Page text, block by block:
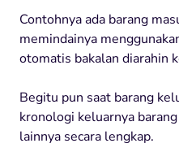
Contohnya ada barang
memindainya
otomatis bakalan diarahin
Begitu pun saat barang
kronologi keluarnya
lainnya secara lengkap.